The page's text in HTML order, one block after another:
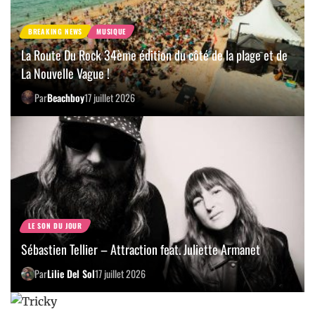
BREAKING NEWS MUSIQUE
La Route Du Rock 34ème édition du côté de la plage et de
La Nouvelle Vague !
ParBeachboy17 juillet 2026
LE SON DU JOUR
Sébastien Tellier – Attraction feat. Juliette Armanet
ParLilie Del Sol17 juillet 2026